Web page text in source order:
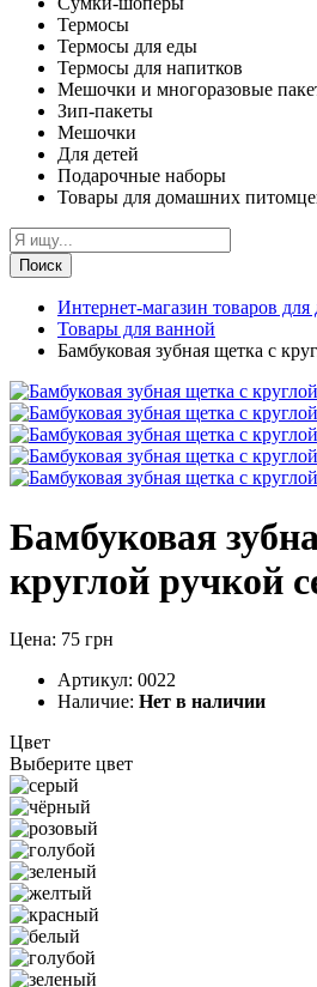
Термосы
Термосы для еды
Термосы для напитков
Мешочки и многоразовые
Зип-пакеты
Мешочки
Для детей
Подарочные наборы
Товары для домашних
Поиск
Интернет-магазин товаров для
Товары для ванной
Бамбуковая зубная щетка с
Бамбуковая
круглой ручкой
Цена: 75 грн
Артикул: 0022
Наличие: Нет в наличии
Цвет
Выберите цвет